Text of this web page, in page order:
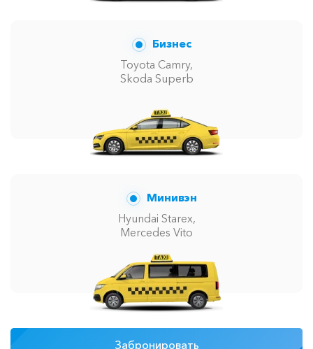
Бизнес
Toyota Camry,
Skoda Superb
Минивэн
Hyundai Starex,
Mercedes Vito
Забронировать